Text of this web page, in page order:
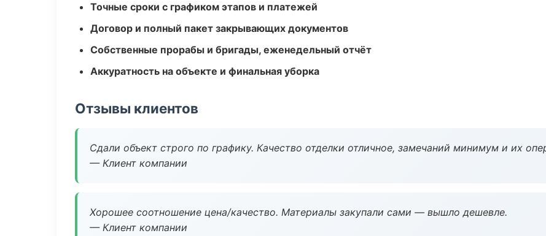
Точные сроки с графиком этапов и платежей
Договор и полный пакет закрывающих документов
Собственные прорабы и бригады, еженедельный отчёт
Аккуратность на объекте и финальная уборка
Отзывы клиентов
Сдали объект строго по графику. Качество отделки отличное, замечаний минимум и их
— Клиент компании
Хорошее соотношение цена/качество. Материалы закупали сами — вышло дешевле.
— Клиент компании